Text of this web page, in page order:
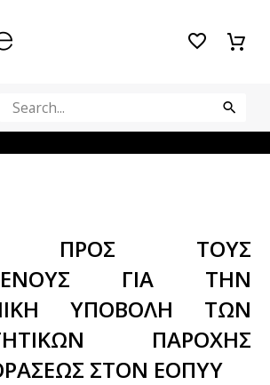
ΠΡΟΣ ΤΟΥΣ
ΓΙΑ ΤΗΝ
ΥΠΟΒΟΛΗ ΤΩΝ
ΠΑΡΟΧΗΣ
ΣΤΟΝ ΕΟΠΥΥ